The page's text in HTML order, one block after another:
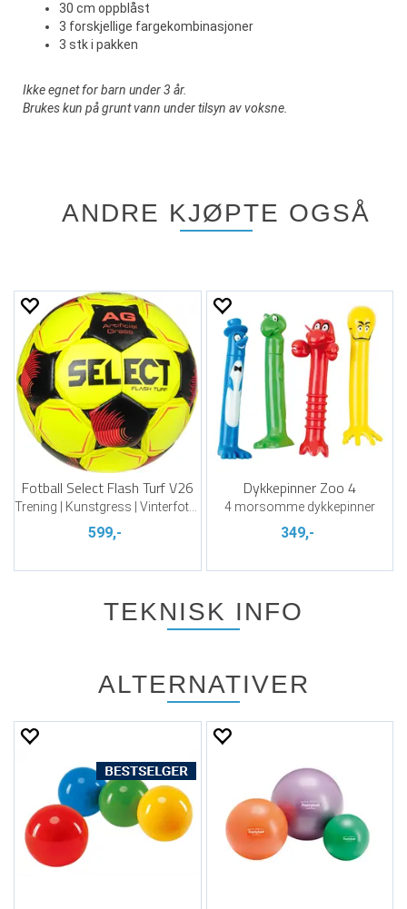
30 cm oppblåst
3 forskjellige fargekombinasjoner
3 stk i pakken
Ikke egnet for barn under 3 år.
Brukes kun på grunt vann under tilsyn av voksne.
ANDRE KJØPTE OGSÅ
Fotball Select Flash Turf V26
599,-
Dykkepinner Zoo 4
4 morsomme dykkepinner
349,-
TEKNISK INFO
ALTERNATIVER